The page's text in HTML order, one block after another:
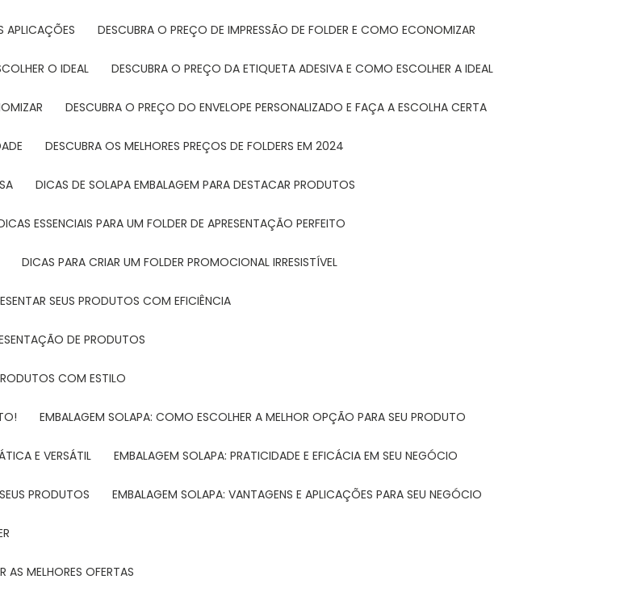
APLICAÇÕES DESCUBRA O PREÇO DE IMPRESSÃO DE FOLDER E COMO ECONOMIZAR
O IDEAL DESCUBRA O PREÇO DA ETIQUETA ADESIVA E COMO ESCOLHER A IDEAL
DESCUBRA O PREÇO DO ENVELOPE PERSONALIZADO E FAÇA A ESCOLHA CERTA
DESCUBRA OS MELHORES PREÇOS DE FOLDERS EM 2024
DICAS DE SOLAPA EMBALAGEM PARA DESTACAR PRODUTOS
DICAS ESSENCIAIS PARA UM FOLDER DE APRESENTAÇÃO PERFEITO
DICAS PARA CRIAR UM FOLDER PROMOCIONAL IRRESISTÍVEL
SEUS PRODUTOS COM EFICIÊNCIA
DE PRODUTOS
COM ESTILO
EMBALAGEM SOLAPA: COMO ESCOLHER A MELHOR OPÇÃO PARA SEU PRODUTO
E VERSÁTIL EMBALAGEM SOLAPA: PRATICIDADE E EFICÁCIA EM SEU NEGÓCIO
PRODUTOS EMBALAGEM SOLAPA: VANTAGENS E APLICAÇÕES PARA SEU NEGÓCIO
AS MELHORES OFERTAS